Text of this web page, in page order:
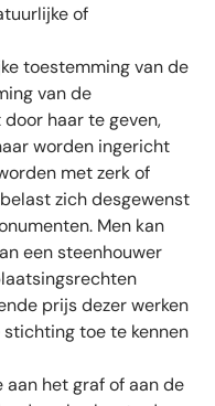
of
toestemming van de
van de
haar te geven,
worden ingericht
met zerk of
zich desgewenst
Men kan
een steenhouwer
prijs dezer werken
toe te kennen
het graf of aan de